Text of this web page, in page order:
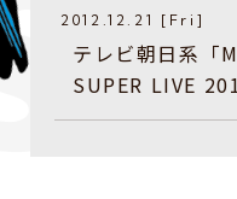
2012.12.21 [Fri]
テレビ朝日系「
SUPER LIVE